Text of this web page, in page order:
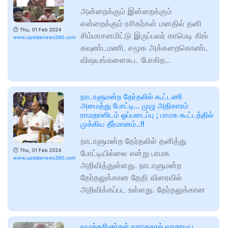
🕑 Thu, 01 Feb 2024
www.updatenews360.com
அன்றைக்கும் இன்றைக்கும்
என்றைக்கும் ரசிகர்கள் மனதில் தனி
சிம்மாசனமிட்டு இருப்பவர் காமெடி கிங்
கவுண்டமணி. சமூக அக்கறைகொண்ட
விஷயங்களைகூட போகிற...
🕑 Thu, 01 Feb 2024
www.updatenews360.com
நாடாளுமன்ற தேர்தலில் கூட்டணி
அமைத்து போட்டி… முழு அதிகாரம்
ராமதாஸிடம் ஒப்படைப்பு ; பாமக கூட்டத்தில்
முக்கிய தீர்மானம்..!!
நாடாளுமன்ற தேர்தலில் தனித்து
போட்டியில்லை என்று பாமக
அறிவித்துள்ளது. நாடாளுமன்ற
தேர்தலுக்கான தேதி விரைவில்
அறிவிக்கப்பட உள்ளது. தேர்தலுக்கான